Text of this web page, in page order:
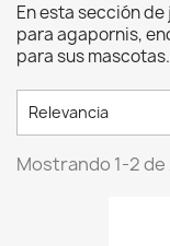
En esta sección
para agapornis,
para sus mascotas.
Relevancia
Mostrando 1-2